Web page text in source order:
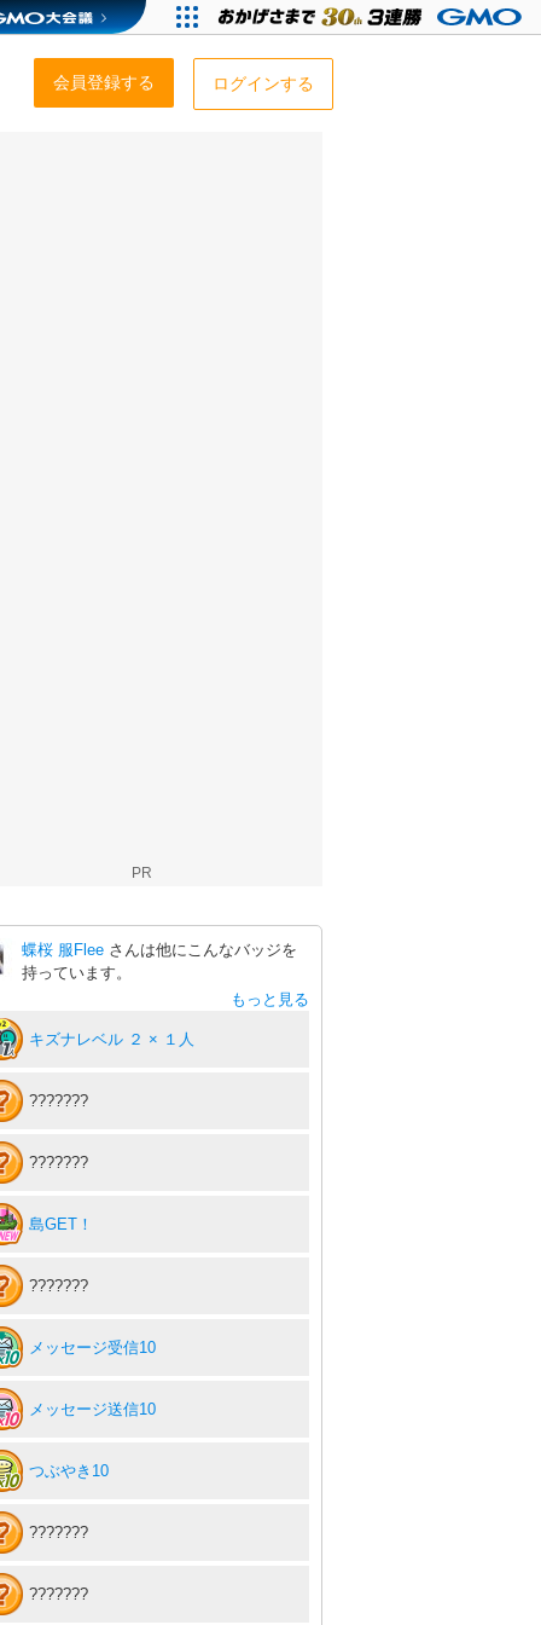
会員登録する ログインする
PR
蝶桜 服Flee さんは他にこんなバッジを
持っています。
もっと見る
キズナレベル ２ × １人
???????
???????
島GET！
???????
メッセージ受信10
メッセージ送信10
つぶやき10
???????
???????